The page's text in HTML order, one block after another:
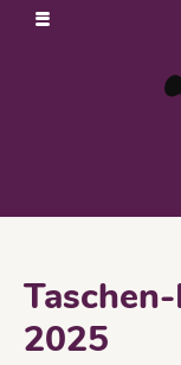
2025